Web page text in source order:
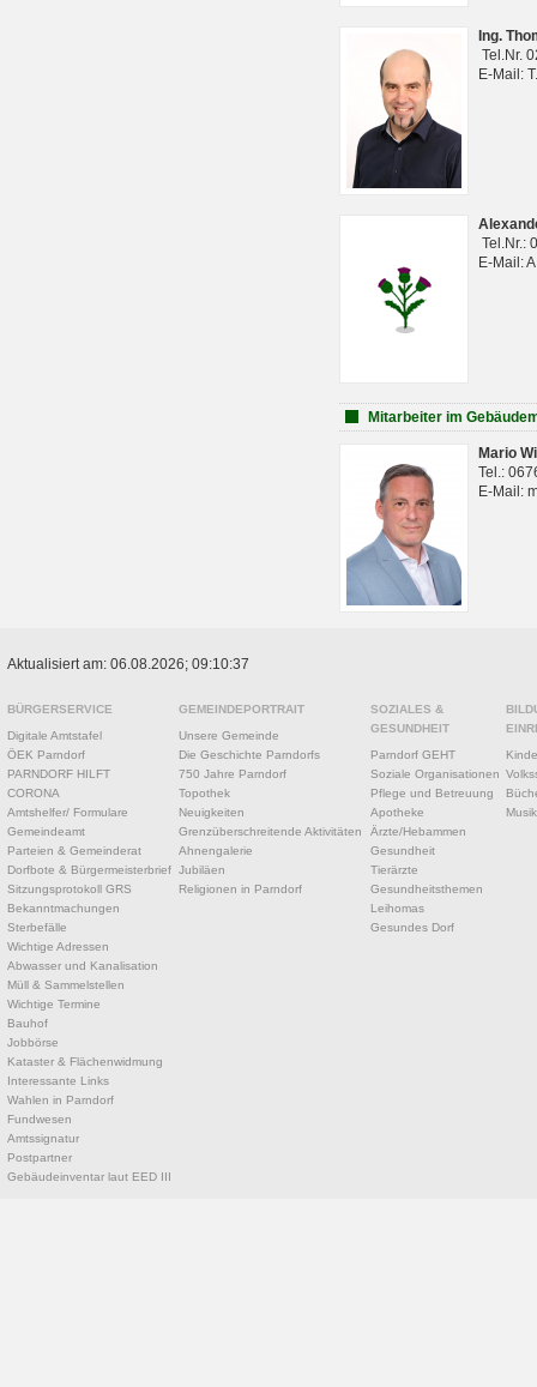
Ing.
Tel.Nr.
E-Mail:
Tel.Nr.:
E-Mail:
Mitarbeiter im
Mario
Tel.:
E-Mail:
Aktualisiert am: 06.08.2026; 09:10:37
BÜRGERSERVICE
Digitale Amtstafel
ÖEK Parndorf
PARNDORF HILFT
CORONA
Amtshelfer/ Formulare
Gemeindeamt
Parteien & Gemeinderat
Dorfbote & Bürgermeisterbrief
Sitzungsprotokoll GRS
Bekanntmachungen
Sterbefälle
Wichtige Adressen
Abwasser und Kanalisation
Müll & Sammelstellen
Wichtige Termine
Bauhof
Jobbörse
Kataster & Flächenwidmung
Interessante Links
Wahlen in Parndorf
Fundwesen
Amtssignatur
Postpartner
Gebäudeinventar laut EED III
GEMEINDEPORTRAIT
Unsere Gemeinde
Die Geschichte Parndorfs
750 Jahre Parndorf
Topothek
Neuigkeiten
Grenzüberschreitende Aktivitäten
Ahnengalerie
Jubiläen
Religionen in Parndorf
SOZIALES &
GESUNDHEIT
Parndorf GEHT
Soziale Organisationen
Pflege und Betreuung
Apotheke
Ärzte/Hebammen
Gesundheit
Tierärzte
Gesundheitsthemen
Leihomas
Gesundes Dorf